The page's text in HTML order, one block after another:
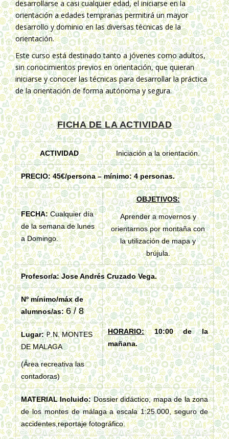
desarrollarse a casi cualquier edad, el iniciarse en la
orientación a edades tempranas permitirá un mayor
desarrollo y dominio en las diversas técnicas de la
orientación.
Este curso está destinado tanto a jóvenes como adultos,
sin conocimientos previos en orientación, que quieran
iniciarse y conocer las técnicas para desarrollar la práctica
de la orientación de forma autónoma y segura.
FICHA DE LA ACTIVIDAD
ACTIVIDAD Iniciación a la orientación.
PRECIO: 45€/persona – mínimo: 4 personas.
FECHA: Cualquier día
de la semana de lunes
a Domingo.
OBJETIVOS:
Aprender a movernos y
orientarnos por montaña con
la utilización de mapa y
brújula.
Profesor/a: Jose Andrés Cruzado Vega.
Nº mínimo/máx de
alumnos/as: 6 / 8
HORARIO:10:00 de la
mañana.
Lugar:P.N. MONTES
DE MALAGA
(Área recreativa las
contadoras)
MATERIAL Incluido:Dossier didáctico,mapa de la zona
de los montes de málaga a escala 1:25.000, seguro de
accidentes,reportaje fotográfico.